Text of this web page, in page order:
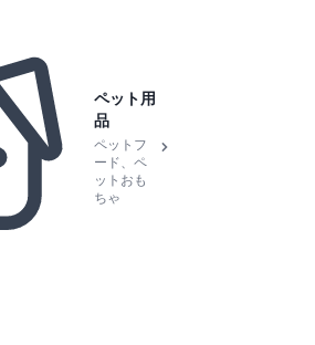
ペット用
品
ペットフ
ード、ペ
ットおも
ちゃ